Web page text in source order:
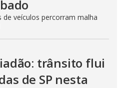
de veículos percorram malha
trânsito flui
de SP nesta